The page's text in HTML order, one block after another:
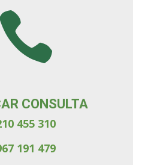

CONSULTA
455 310
191 479